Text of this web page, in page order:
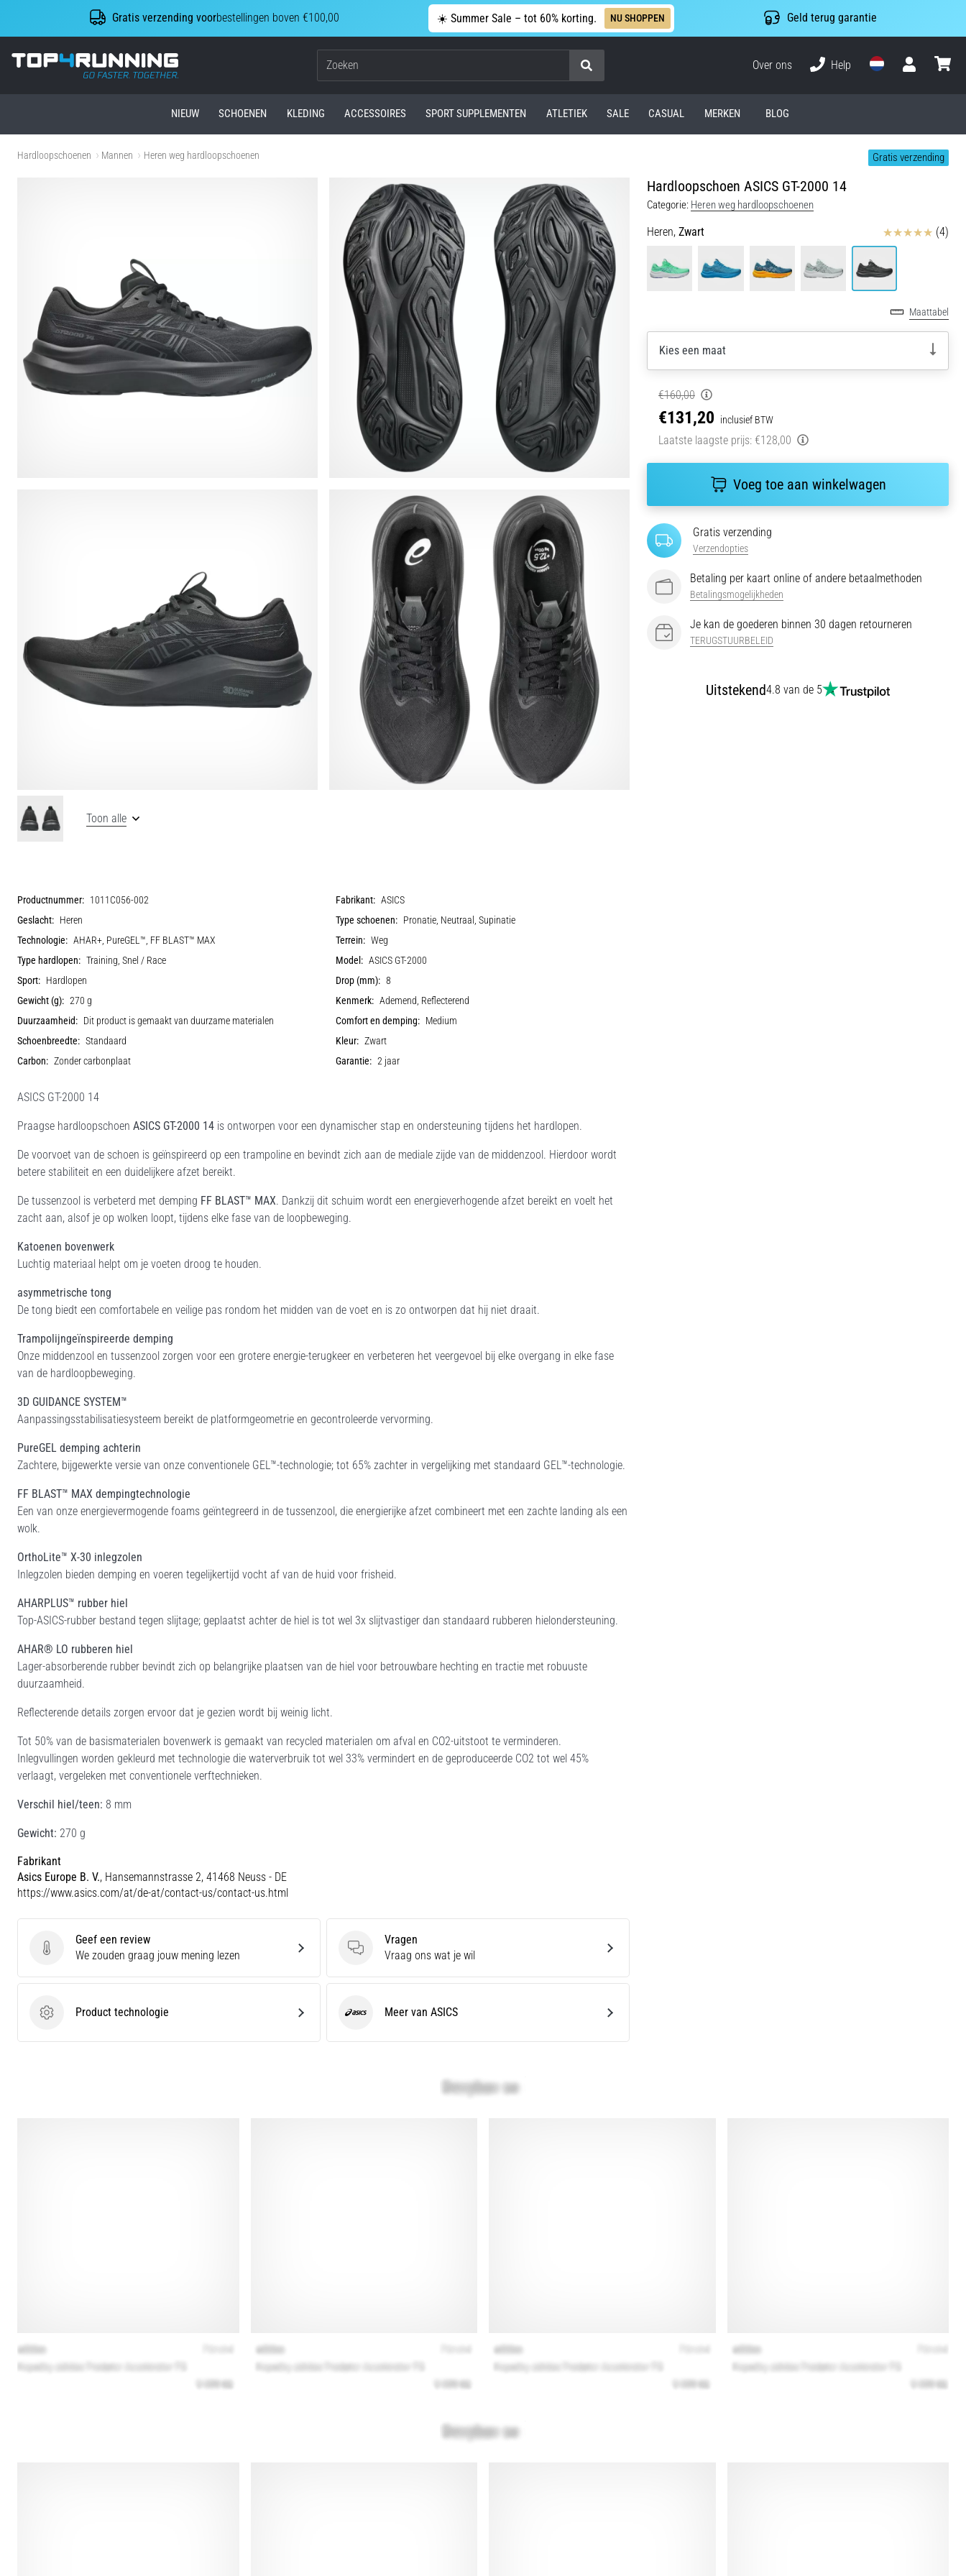
Gratis verzending voorbestellingen boven €100,00 ☀️ Summer Sale – tot 60% korting. NU SHOPPEN Geld terug garantie
Top4Running.be
Zoeken
Over ons
Help
NIEUW SCHOENEN KLEDING ACCESSOIRES SPORT SUPPLEMENTEN ATLETIEK SALE CASUAL MERKEN BLOG
Hardloopschoenen Mannen Heren weg hardloopschoenen Gratis verzending
Hardloopschoen ASICS GT-2000 14
Categorie: Heren weg hardloopschoenen
Heren, Zwart Beoordelingen
(4)
Maattabel
Kies een maat
€160,00
€131,20 inclusief BTW
Laatste laagste prijs: €128,00
Voeg toe aan winkelwagen
Gratis verzending
Verzendopties
Betaling per kaart online of andere betaalmethoden
Betalingsmogelijkheden
Je kan de goederen binnen 30 dagen retourneren
TERUGSTUURBELEID
Uitstekend4.8 van de 5
Toon alle
Productnummer: 1011C056-002 Fabrikant: ASICS
Geslacht: Heren Type schoenen: Pronatie, Neutraal, Supinatie
Technologie: AHAR+, PureGEL™, FF BLAST™ MAX Terrein: Weg
Type hardlopen: Training, Snel / Race Model: ASICS GT-2000
Sport: Hardlopen Drop (mm): 8
Gewicht (g): 270 g Kenmerk: Ademend, Reflecterend
Duurzaamheid: Dit product is gemaakt van duurzame materialen Comfort en demping: Medium
Schoenbreedte: Standaard Kleur: Zwart
Carbon: Zonder carbonplaat Garantie: 2 jaar
ASICS GT-2000 14
Praagse hardloopschoen ASICS GT-2000 14 is ontworpen voor een dynamischer stap en ondersteuning tijdens het hardlopen.
De voorvoet van de schoen is geïnspireerd op een trampoline en bevindt zich aan de mediale zijde van de middenzool. Hierdoor wordt
betere stabiliteit en een duidelijkere afzet bereikt.
De tussenzool is verbeterd met demping FF BLAST™ MAX. Dankzij dit schuim wordt een energieverhogende afzet bereikt en voelt het
zacht aan, alsof je op wolken loopt, tijdens elke fase van de loopbeweging.
Katoenen bovenwerk
Luchtig materiaal helpt om je voeten droog te houden.
asymmetrische tong
De tong biedt een comfortabele en veilige pas rondom het midden van de voet en is zo ontworpen dat hij niet draait.
Trampolijngeïnspireerde demping
Onze middenzool en tussenzool zorgen voor een grotere energie-terugkeer en verbeteren het veergevoel bij elke overgang in elke fase
van de hardloopbeweging.
3D GUIDANCE SYSTEM™
Aanpassingsstabilisatiesysteem bereikt de platformgeometrie en gecontroleerde vervorming.
PureGEL demping achterin
Zachtere, bijgewerkte versie van onze conventionele GEL™-technologie; tot 65% zachter in vergelijking met standaard GEL™-technologie.
FF BLAST™ MAX dempingtechnologie
Een van onze energievermogende foams geïntegreerd in de tussenzool, die energierijke afzet combineert met een zachte landing als een
wolk.
OrthoLite™ X-30 inlegzolen
Inlegzolen bieden demping en voeren tegelijkertijd vocht af van de huid voor frisheid.
AHARPLUS™ rubber hiel
Top-ASICS-rubber bestand tegen slijtage; geplaatst achter de hiel is tot wel 3x slijtvastiger dan standaard rubberen hielondersteuning.
AHAR® LO rubberen hiel
Lager-absorberende rubber bevindt zich op belangrijke plaatsen van de hiel voor betrouwbare hechting en tractie met robuuste
duurzaamheid.
Reflecterende details zorgen ervoor dat je gezien wordt bij weinig licht.
Tot 50% van de basismaterialen bovenwerk is gemaakt van recycled materialen om afval en CO2-uitstoot te verminderen.
Inlegvullingen worden gekleurd met technologie die waterverbruik tot wel 33% vermindert en de geproduceerde CO2 tot wel 45%
verlaagt, vergeleken met conventionele verftechnieken.
Verschil hiel/teen: 8 mm
Gewicht: 270 g
Fabrikant
Asics Europe B. V., Hansemannstrasse 2, 41468 Neuss - DE
https://www.asics.com/at/de-at/contact-us/contact-us.html
Geef een review
Geef een review
We zouden graag jouw mening lezen
Vragen
Vragen
Vraag ons wat je wil
Product technologie
Product technologie ASICS Meer van ASICS